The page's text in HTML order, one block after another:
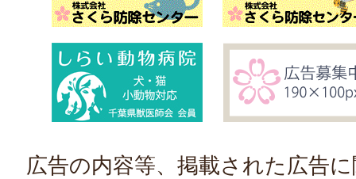
広告の内容等、掲載された広告